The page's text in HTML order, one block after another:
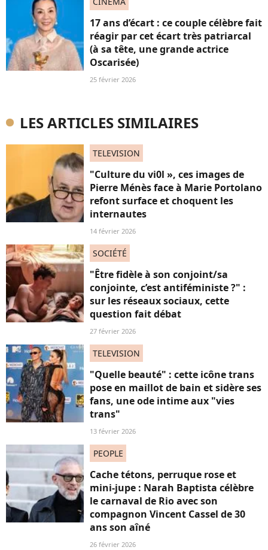
17 ans d’écart : ce couple célèbre fait
réagir par cet écart très patriarcal
(à sa tête, une grande actrice
Oscarisée)
25 février 2026
LES ARTICLES SIMILAIRES
TELEVISION
"Culture du vi0l », ces images de
Pierre Ménès face à Marie Portolano
refont surface et choquent les
internautes
14 février 2026
SOCIÉTÉ
"Être fidèle à son conjoint/sa
conjointe, c’est antiféministe ?" :
sur les réseaux sociaux, cette
question fait débat
27 février 2026
TELEVISION
"Quelle beauté" : cette icône trans
pose en maillot de bain et sidère ses
fans, une ode intime aux "vies
trans"
13 février 2026
PEOPLE
Cache tétons, perruque rose et
mini-jupe : Narah Baptista célèbre
le carnaval de Rio avec son
compagnon Vincent Cassel de 30
ans son aîné
26 février 2026